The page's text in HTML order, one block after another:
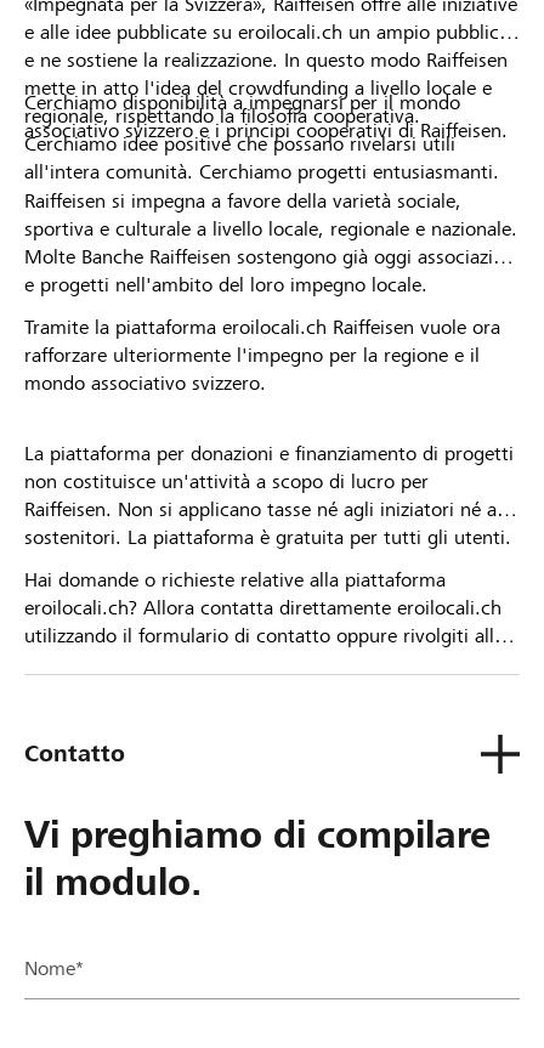
e alle idee pubblicate su eroilocali.ch un ampio pubblico
e ne sostiene la realizzazione. In questo modo Raiffeisen
mette in atto l'idea del crowdfunding a livello locale e
regionale, rispettando la filosofia cooperativa.
Cerchiamo idee positive che possano rivelarsi utili
all'intera comunità. Cerchiamo progetti entusiasmanti.
Cerchiamo disponibilità a impegnarsi per il mondo
associativo svizzero e i principi cooperativi di Raiffeisen.
Raiffeisen si impegna a favore della varietà sociale,
sportiva e culturale a livello locale, regionale e nazionale.
Molte Banche Raiffeisen sostengono già oggi associazioni
e progetti nell'ambito del loro impegno locale.
Tramite la piattaforma eroilocali.ch Raiffeisen vuole ora
rafforzare ulteriormente l'impegno per la regione e il
mondo associativo svizzero.
La piattaforma per donazioni e finanziamento di progetti
non costituisce un'attività a scopo di lucro per
Raiffeisen. Non si applicano tasse né agli iniziatori né ai
sostenitori. La piattaforma è gratuita per tutti gli utenti.
Hai domande o richieste relative alla piattaforma
eroilocali.ch? Allora contatta direttamente eroilocali.ch
utilizzando il formulario di contatto oppure rivolgiti alla
Contatto
Vi preghiamo di compilare
il modulo.
Nome*